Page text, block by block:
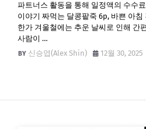
파트너스 활동을 통해 일정액의 수수
이야기 짜먹는 달콩팥죽 6p, 바쁜 아
한가 겨울철에는 추운 날씨로 인해 간
사람이 …
신승엽(Alex Shin)
12월 30, 2025